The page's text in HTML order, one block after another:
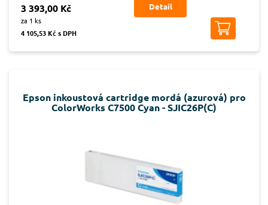
3 393,00 Kč
za 1 ks
4 105,53 Kč s DPH
Detail
Epson inkoustová cartridge mordá (azurová) pro
ColorWorks C7500 Cyan - SJIC26P(C)